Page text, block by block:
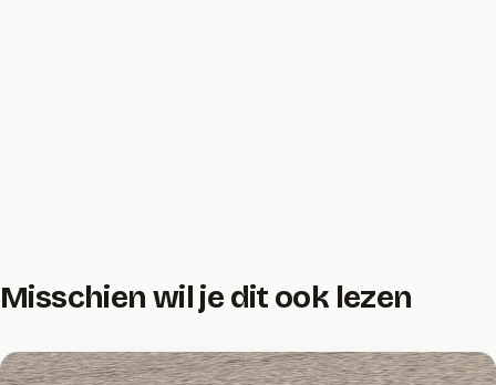
Misschien wil je dit ook lezen